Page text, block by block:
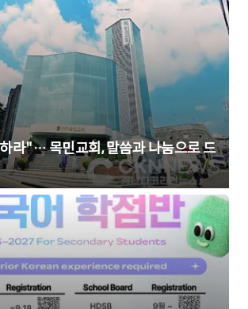
라"… 목민교회, 말씀과 나눔으로 드